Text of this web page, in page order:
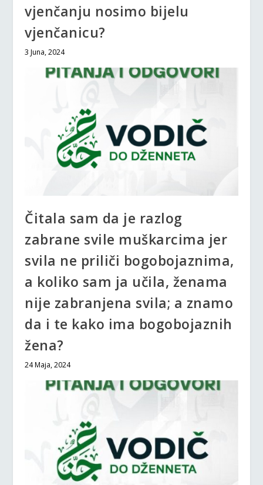
vjenčanju nosimo bijelu
vjenčanicu?
3 Juna, 2024
Čitala sam da je razlog
zabrane svile muškarcima jer
svila ne priliči bogobojaznima,
a koliko sam ja učila, ženama
nije zabranjena svila; a znamo
da i te kako ima bogobojaznih
žena?
24 Maja, 2024